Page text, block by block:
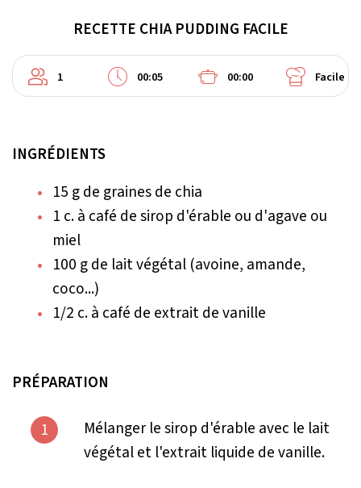
RECETTE CHIA PUDDING FACILE
1 00:05 00:00 Facile
INGRÉDIENTS
15 g de graines de chia
1 c. à café de sirop d'érable ou d'agave ou
miel
100 g de lait végétal (avoine, amande,
coco...)
1/2 c. à café de extrait de vanille
PRÉPARATION
1
Mélanger le sirop d'érable avec le lait
végétal et l'extrait liquide de vanille.